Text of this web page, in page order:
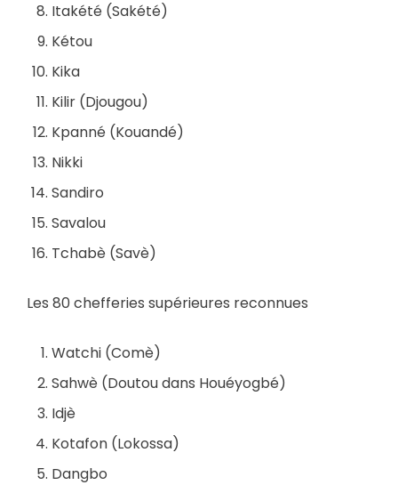
Itakété (Sakété)
Kétou
Kika
Kilir (Djougou)
Kpanné (Kouandé)
Nikki
Sandiro
Savalou
Tchabè (Savè)
Les 80 chefferies supérieures reconnues
Watchi (Comè)
Sahwè (Doutou dans Houéyogbé)
Idjè
Kotafon (Lokossa)
Dangbo